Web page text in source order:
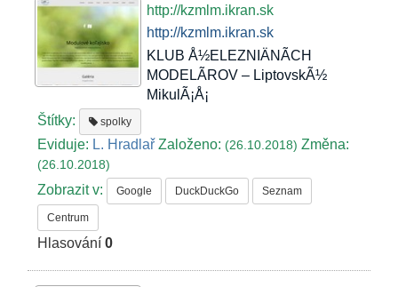
http://kzmlm.ikran.sk
http://kzmlm.ikran.sk
KLUB Å½ELEZNIÄNÃCH
MODELÃROV – LiptovskÃ½
MikulÃ¡Å¡
Štítky:
spolky
Eviduje: L. Hradlař Založeno:(26.10.2018)Změna:
(26.10.2018)
Zobrazit v: Google DuckDuckGo Seznam
Centrum
Hlasování0